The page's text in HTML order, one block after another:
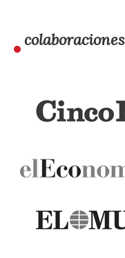
colaboraciones